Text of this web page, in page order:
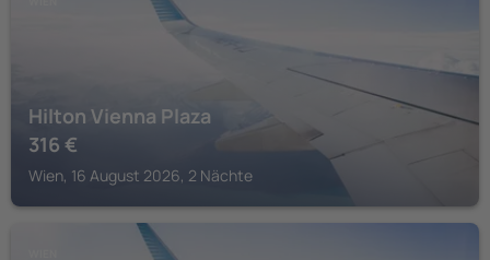
Hilton Vienna Plaza
316 €
Wien, 16 August 2026, 2 Nächte